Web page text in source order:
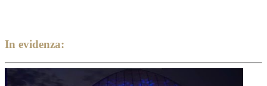
In evidenza: